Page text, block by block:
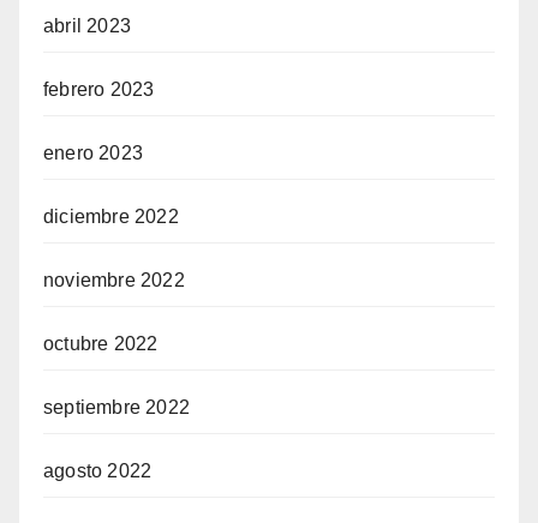
abril 2023
febrero 2023
enero 2023
diciembre 2022
noviembre 2022
octubre 2022
septiembre 2022
agosto 2022